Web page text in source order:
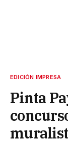
EDICIÓN IMPRESA
Pinta